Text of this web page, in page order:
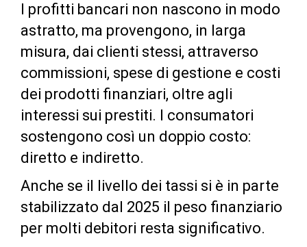
I profitti bancari non nascono in modo
astratto, ma provengono, in larga
misura, dai clienti stessi, attraverso
commissioni, spese di gestione e costi
dei prodotti finanziari, oltre agli
interessi sui prestiti. I consumatori
sostengono così un doppio costo:
diretto e indiretto.
Anche se il livello dei tassi si è in parte
stabilizzato dal 2025 il peso finanziario
per molti debitori resta significativo.